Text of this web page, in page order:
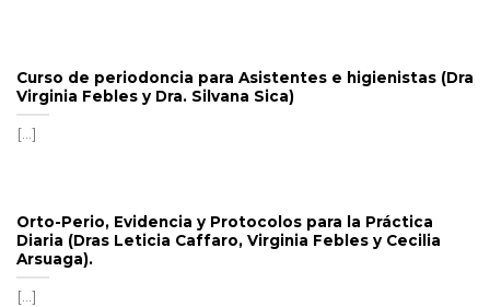
Curso de periodoncia para Asistentes e higienistas (Dra
Virginia Febles y Dra. Silvana Sica)
[...]
Orto-Perio, Evidencia y Protocolos para la Práctica
Diaria (Dras Leticia Caffaro, Virginia Febles y Cecilia
Arsuaga).
[...]